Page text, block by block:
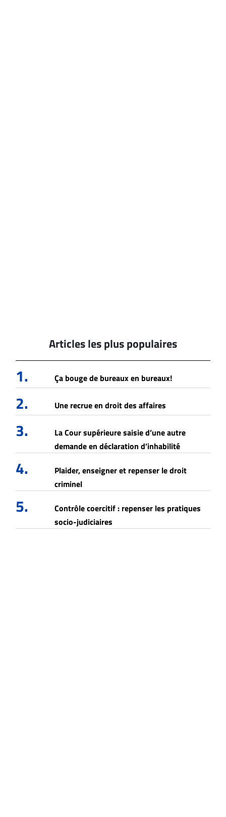
Articles les plus populaires
1. Ça bouge de bureaux en bureaux!
2. Une recrue en droit des affaires
3.
La Cour supérieure saisie d’une autre
demande en déclaration d’inhabilité
4.
Plaider, enseigner et repenser le droit
criminel
5.
Contrôle coercitif : repenser les pratiques
socio-judiciaires